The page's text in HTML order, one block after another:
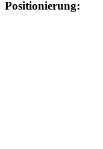
Positionierung: